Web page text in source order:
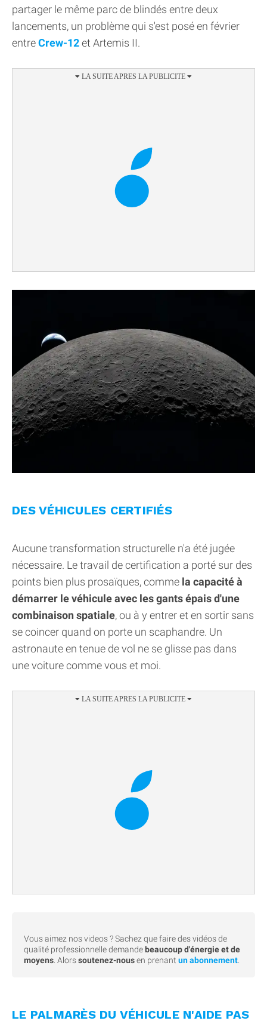
partager le même parc de blindés entre deux
lancements, un problème qui s'est posé en février
entreCrew-12et Artemis II.
DES VÉHICULES CERTIFIÉS
Aucune transformation structurelle n'a été jugée
nécessaire. Le travail de certification a porté sur des
points bien plus prosaïques, comme la capacité à
démarrer le véhicule avec les gants épais d'une
combinaison spatiale, ou à y entrer et en sortir sans
se coincer quand on porte un scaphandre. Un
astronaute en tenue de vol ne se glisse pas dans
une voiture comme vous et moi.
Vous aimez nos videos ? Sachez que faire des vidéos de
qualité professionnelle demande beaucoup d'énergie et de
moyens . Alorssoutenez-nousen prenant un abonnement
LE PALMARÈS DU VÉHICULE N'AIDE PAS